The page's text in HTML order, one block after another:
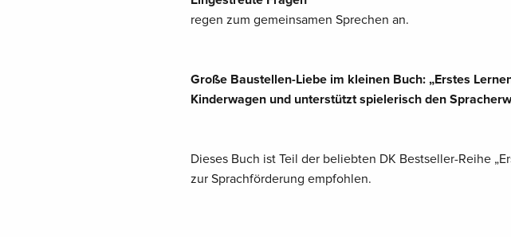
regen zum gemeinsamen Sprechen an.
Große Baustellen-Liebe im kleinen Buch: „Erstes
Kinderwagen und unterstützt spielerisch den
Dieses Buch ist Teil der beliebten DK Bestseller-Reihe
zur Sprachförderung empfohlen.